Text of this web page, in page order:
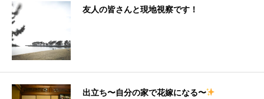
友人の皆さんと現地視察です！
出立ち〜自分の家で花嫁になる〜